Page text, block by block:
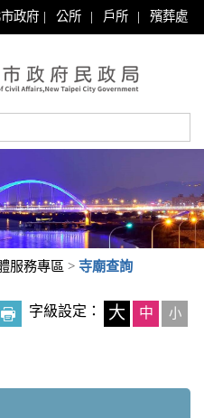
政府 | 公所 | 戶所 | 殯葬處
服務專區 > 寺廟查詢
字級設定： 大 中 小